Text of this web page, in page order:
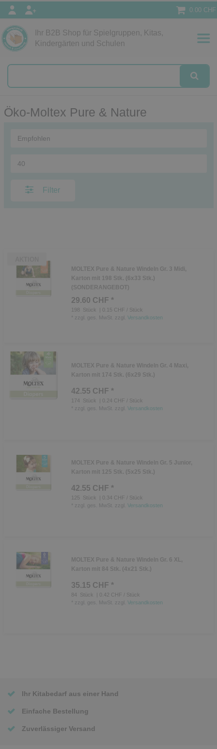
0.00 CHF
Ihr B2B Shop für Spielgruppen, Kitas,
Kindergärten und Schulen
Papeterie
Öko-Moltex Pure & Nature
Filter
MOLTEX Pure & Nature Windeln Gr. 3 Midi,
Karton mit 198 Stk. (6x33 Stk.)
(SONDERANGEBOT)
29.60 CHF *
198 Stück
| 0.15 CHF / Stück
zzgl. ges. MwSt. zzgl. Versandkosten
MOLTEX Pure & Nature Windeln Gr. 4 Maxi,
Karton mit 174 Stk. (6x29 Stk.)
42.55 CHF *
174 Stück
| 0.24 CHF / Stück
zzgl. ges. MwSt. zzgl. Versandkosten
MOLTEX Pure & Nature Windeln Gr. 5 Junior,
Karton mit 125 Stk. (5x25 Stk.)
42.55 CHF *
125 Stück
| 0.34 CHF / Stück
zzgl. ges. MwSt. zzgl. Versandkosten
MOLTEX Pure & Nature Windeln Gr. 6 XL,
Karton mit 84 Stk. (4x21 Stk.)
35.15 CHF *
84 Stück
| 0.42 CHF / Stück
zzgl. ges. MwSt. zzgl. Versandkosten
Ihr Kitabedarf aus einer Hand
Einfache Bestellung
Zuverlässiger Versand